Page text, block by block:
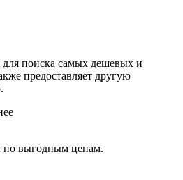
поиска самых дешевых и
предоставляет другую
по выгодным ценам.